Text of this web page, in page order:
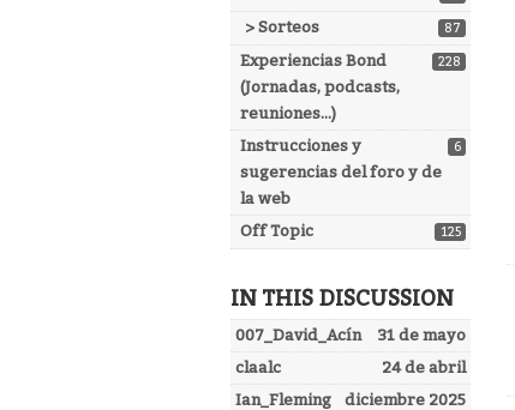
87
> Sorteos
228
Experiencias Bond
(Jornadas, podcasts,
reuniones...)
6
Instrucciones y
sugerencias del foro y de
la web
125
Off Topic
IN THIS DISCUSSION
31 de mayo
007_David_Acín
24 de abril
claalc
diciembre 2025
Ian_Fleming